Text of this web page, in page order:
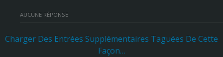
AUCUNE RÉPONSE
Charger Des Entrées Supplémentaires Taguées De Cette
Façon…